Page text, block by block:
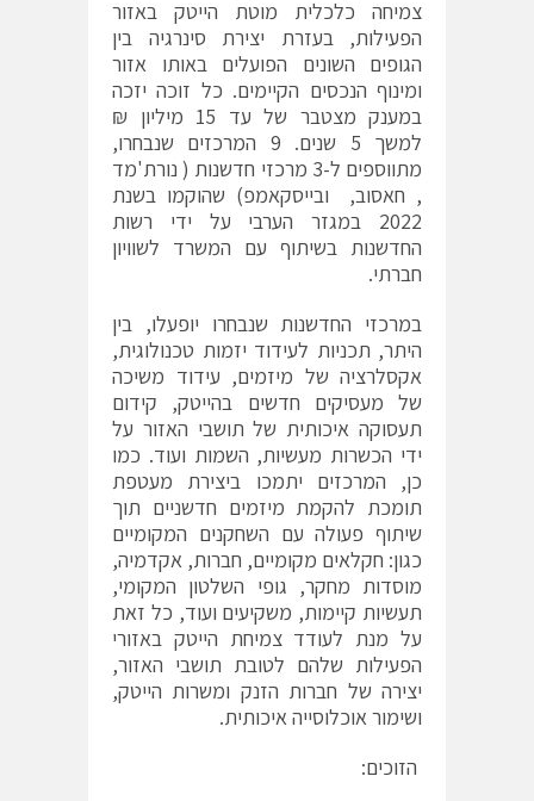
צמיחה כלכלית מוטת הייטק באזור
הפעילות, בעזרת יצירת סינרגיה בין
הגופים השונים הפועלים באותו אזור
ומינוף הנכסים הקיימים. כל זוכה יזכה
במענק מצטבר של עד 15 מיליון ₪
למשך 5 שנים. 9 המרכזים שנבחרו,
מתווספים ל-3 מרכזי חדשנות ( נורת'מד
, חאסוב, ובייסקאמפ) שהוקמו בשנת
2022 במגזר הערבי על ידי רשות
החדשנות בשיתוף עם המשרד לשוויון
חברתי.
במרכזי החדשנות שנבחרו יופעלו, בין
היתר, תכניות לעידוד יזמות טכנולוגית,
אקסלרציה של מיזמים, עידוד משיכה
של מעסיקים חדשים בהייטק, קידום
תעסוקה איכותית של תושבי האזור על
ידי הכשרות מעשיות, השמות ועוד. כמו
כן, המרכזים יתמכו ביצירת מעטפת
תומכת להקמת מיזמים חדשניים תוך
שיתוף פעולה עם השחקנים המקומיים
כגון: חקלאים מקומיים, חברות, אקדמיה,
מוסדות מחקר, גופי השלטון המקומי,
תעשיות קיימות, משקיעים ועוד, כל זאת
על מנת לעודד צמיחת הייטק באזורי
הפעילות שלהם לטובת תושבי האזור,
יצירה של חברות הזנק ומשרות הייטק,
ושימור אוכלוסייה איכותית.
הזוכים: